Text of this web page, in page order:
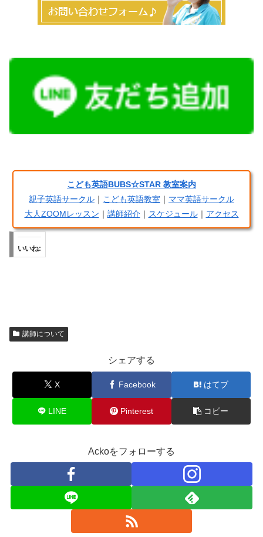
こども英語BUBS☆STAR 教室案内
親子英語サークル ｜ こども英語教室 ｜ ママ英語サークル
大人ZOOMレッスン ｜ 講師紹介｜ スケジュール｜ アクセス
いいね:
講師について
シェアする
X Facebook はてブ
LINE Pinterest コピー
Ackoをフォローする